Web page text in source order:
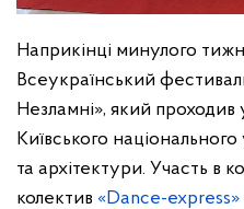
Наприкінці минулого
Всеукраїнський
Незламні», який проходив
Київського
та архітектури. Участь в
колектив «Dance-express»